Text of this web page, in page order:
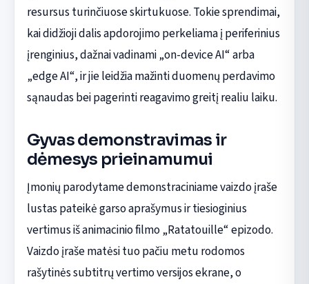
resursus turinčiuose skirtukuose. Tokie sprendimai,
kai didžioji dalis apdorojimo perkeliama į periferinius
įrenginius, dažnai vadinami „on-device AI“ arba
„edge AI“, ir jie leidžia mažinti duomenų perdavimo
sąnaudas bei pagerinti reagavimo greitį realiu laiku.
Gyvas demonstravimas ir
dėmesys prieinamumui
Įmonių parodytame demonstraciniame vaizdo įraše
lustas pateikė garso aprašymus ir tiesioginius
vertimus iš animacinio filmo „Ratatouille“ epizodo.
Vaizdo įraše matėsi tuo pačiu metu rodomos
rašytinės subtitrų vertimo versijos ekrane, o